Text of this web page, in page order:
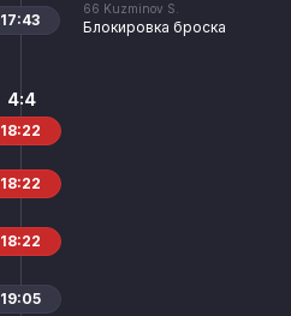
66 Kuzminov S.
Блокировка броска
17:43
4:4
18:22
18:22
18:22
19:05